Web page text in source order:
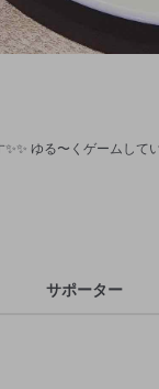
ゆる〜くゲームして
サポーター